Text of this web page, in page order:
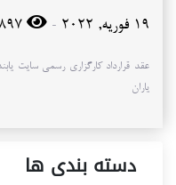
19 فوریه, 2022 -
یاران
دسته بندی ها